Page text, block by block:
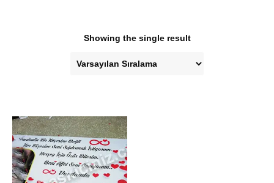
Showing the single result